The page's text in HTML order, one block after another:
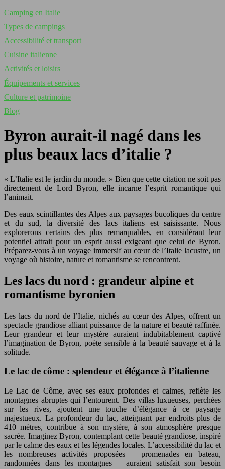
Camping en Italie
Types de campings
Accessibilité et transport
Cuisine italienne
Activités et loisirs
Équipements et services
Culture et patrimoine
Blog
Byron aurait-il nagé dans les
plus beaux lacs d’italie ?
« L’Italie est le jardin du monde. » Bien que cette citation ne soit pas
directement de Lord Byron, elle incarne l’esprit romantique qui
l’animait.
Des eaux scintillantes des Alpes aux paysages bucoliques du centre
et du sud, la diversité des lacs italiens est saisissante. Nous
explorerons certains des plus remarquables, en considérant leur
potentiel attrait pour un esprit aussi exigeant que celui de Byron.
Préparez-vous à un voyage immersif au cœur de l’Italie lacustre, un
voyage où histoire, nature et romantisme se rencontrent.
Les lacs du nord : grandeur alpine et
romantisme byronien
Les lacs du nord de l’Italie, nichés au cœur des Alpes, offrent un
spectacle grandiose alliant puissance de la nature et beauté raffinée.
Leur grandeur et leur mystère auraient indubitablement captivé
l’imagination de Byron, poète sensible à la beauté sauvage et à la
solitude.
Le lac de côme : splendeur et élégance à l’italienne
Le Lac de Côme, avec ses eaux profondes et calmes, reflète les
montagnes abruptes qui l’entourent. Des villas luxueuses, perchées
sur les rives, ajoutent une touche d’élégance à ce paysage
majestueux. La profondeur du lac, atteignant par endroits plus de
410 mètres, contribue à son mystère, à son atmosphère presque
sacrée. Imaginez Byron, contemplant cette beauté grandiose, inspiré
par le calme des eaux et les légendes locales. L’accessibilité du lac et
les nombreuses activités proposées – promenades en bateau,
randonnées dans les montagnes – auraient satisfait son besoin